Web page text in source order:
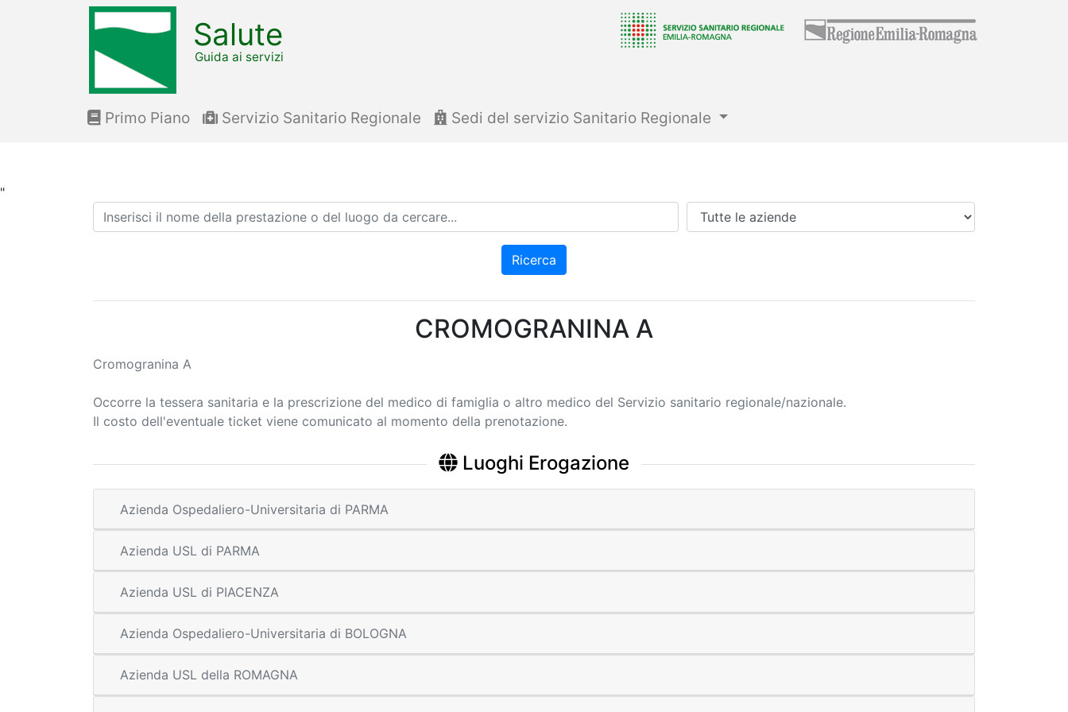
"
Salute
Guida ai servizi
Primo Piano Servizio Sanitario Regionale Sedi del servizio Sanitario Regionale
Ricerca Azienda
Ricerca
CROMOGRANINA A
Cromogranina A
Occorre la tessera sanitaria e la prescrizione del medico di famiglia o altro medico del Servizio sanitario regionale/nazionale.
Il costo dell'eventuale ticket viene comunicato al momento della prenotazione.
Luoghi Erogazione
Azienda Ospedaliero-Universitaria di PARMA
Azienda USL di PARMA
Azienda USL di PIACENZA
Azienda Ospedaliero-Universitaria di BOLOGNA
Azienda USL della ROMAGNA